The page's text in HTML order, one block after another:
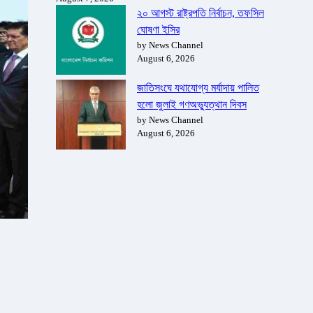
২০ আগস্ট রাষ্ট্রপতি নির্বাচন, তফসিল
ঘোষণা ইসির
by News Channel
August 6, 2026
জাতিসংঘে যথাযোগ্য মর্যাদায় পালিত
হলো জুলাই গণঅভ্যুত্থান দিবস
by News Channel
August 6, 2026